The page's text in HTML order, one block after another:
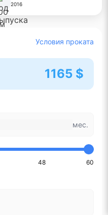
2016
Условия проката
1165 $
мес.
48 60